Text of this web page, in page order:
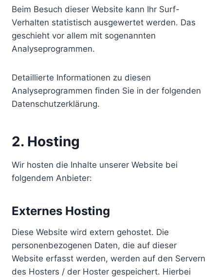
Beim Besuch dieser Website kann Ihr Surf-
Verhalten statistisch ausgewertet werden. Das
geschieht vor allem mit sogenannten
Analyseprogrammen.
Detaillierte Informationen zu diesen
Analyseprogrammen finden Sie in der folgenden
Datenschutzerklärung.
2. Hosting
Wir hosten die Inhalte unserer Website bei
folgendem Anbieter:
Externes Hosting
Diese Website wird extern gehostet. Die
personenbezogenen Daten, die auf dieser
Website erfasst werden, werden auf den Servern
des Hosters / der Hoster gespeichert. Hierbei